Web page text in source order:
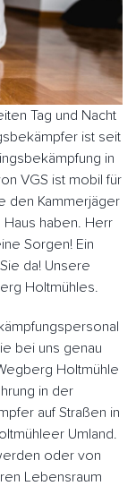
Tag und Nacht
ist seit
in
VGS ist mobil für
den Kammerjäger
haben. Herr
Sorgen! Ein
da! Unsere
Holtmühles.
bei uns genau
Holtmühle
in der
auf Straßen in
Umland.
oder von
Lebensraum